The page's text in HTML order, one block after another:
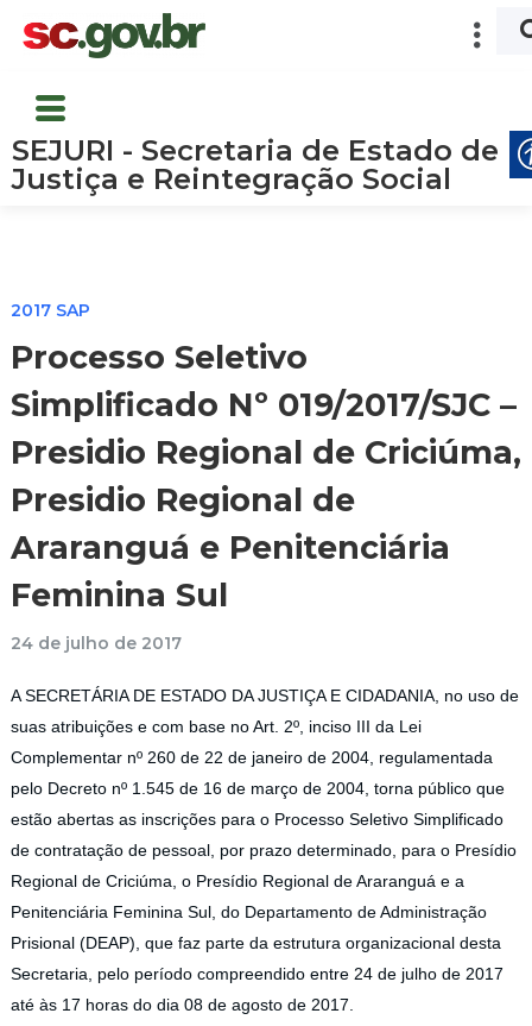
SEJURI - Secretaria de Estado de
Justiça e Reintegração Social
2017 SAP
Processo Seletivo
Simplificado Nº 019/2017/SJC –
Presidio Regional de Criciúma,
Presidio Regional de
Araranguá e Penitenciária
Feminina Sul
24 de julho de 2017
A SECRETÁRIA DE ESTADO DA JUSTIÇA E CIDADANIA, no uso de
suas atribuições e com base no Art. 2º, inciso III da Lei
Complementar nº 260 de 22 de janeiro de 2004, regulamentada
pelo Decreto nº 1.545 de 16 de março de 2004, torna público que
estão abertas as inscrições para o Processo Seletivo Simplificado
de contratação de pessoal, por prazo determinado, para o Presídio
Regional de Criciúma, o Presídio Regional de Araranguá e a
Penitenciária Feminina Sul, do Departamento de Administração
Prisional (DEAP), que faz parte da estrutura organizacional desta
Secretaria, pelo período compreendido entre 24 de julho de 2017
até às 17 horas do dia 08 de agosto de 2017.